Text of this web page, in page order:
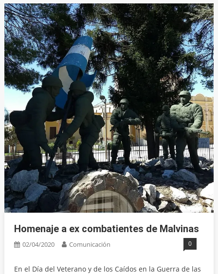
Homenaje a ex combatientes de Malvinas
02/04/2020 Comunicación 0
En el Día del Veterano y de los Caídos en la Guerra de las